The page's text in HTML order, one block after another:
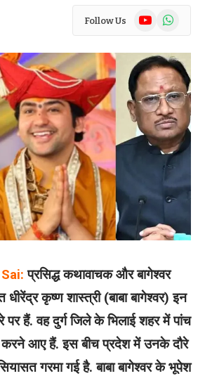
Follow Us YouTubeWhatsApp
प्रसिद्ध कथावाचक और बागेश्वर
धीरेंद्र कृष्ण शास्त्री (बाबा बागेश्वर) इन
पर हैं. वह दुर्ग जिले के भिलाई शहर में पांच
आए हैं. इस बीच प्रदेश में उनके दौरे
गरमा गई है. बाबा बागेश्वर के भूपेश